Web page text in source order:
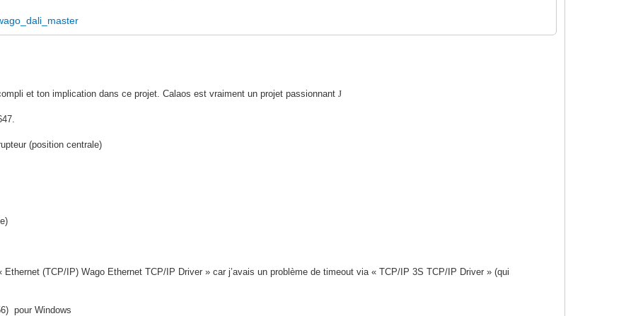
et ton implication dans ce projet. Calaos est vraiment un projet passionnantJ
(position centrale)
(TCP/IP) Wago Ethernet TCP/IP Driver » car j’avais un problème de timeout via « TCP/IP 3S TCP/IP Driver » (qui
pour Windows